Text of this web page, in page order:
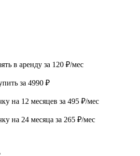
в аренду за 120 ₽/мес
за 4990 ₽
на 12 месяцев за 495 ₽/мес
на 24 месяца за 265 ₽/мес